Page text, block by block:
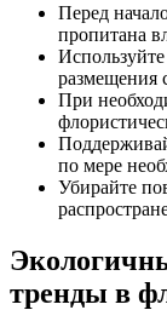
Перед
пропитана
размещения
При
по мере
Убирайте
тренды в